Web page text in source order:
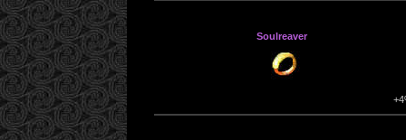
Soulreaver